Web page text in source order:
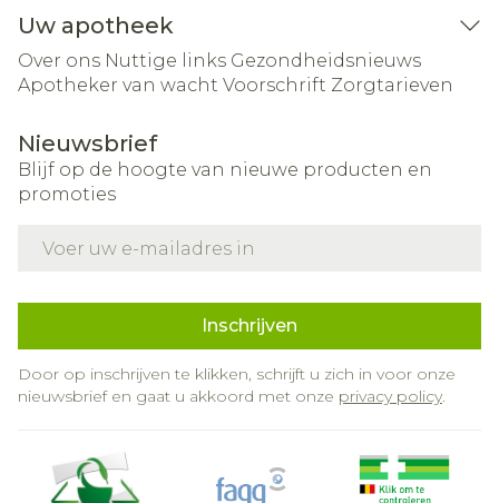
Uw apotheek
Over ons Nuttige links Gezondheidsnieuws
Apotheker van wacht Voorschrift Zorgtarieven
Nieuwsbrief
Blijf op de hoogte van nieuwe producten en
promoties
Inschrijven
Door op inschrijven te klikken, schrijft u zich in voor onze
nieuwsbrief en gaat u akkoord met onze privacy policy.